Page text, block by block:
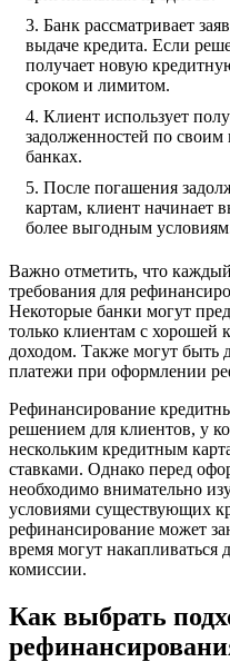
Банк рассматривает
выдаче кредита. Если
получает новую
сроком и лимитом.
Клиент использует
задолженностей по
банках.
После погашения
картам, клиент начинает
более выгодным
Важно отметить, что
требования для
Некоторые банки могут
только клиентам с хорошей
доходом. Также могут быть
платежи при оформлении
Рефинансирование
решением для клиентов, у
нескольким кредитным
ставками. Однако перед
необходимо внимательно
условиями существующих
рефинансирование может
время могут
комиссии.
Как выбрать